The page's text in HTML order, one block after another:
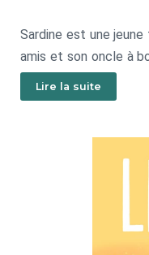
Sardine est une
amis et son oncle à
et sans limites,
aventures
Lire la suite